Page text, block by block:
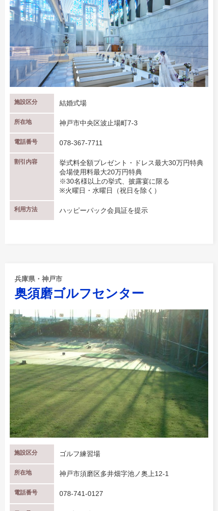
施設区分 結婚式場
所在地 神戸市中央区波止場町7-3
電話番号 078-367-7711
割引内容
挙式料全額プレゼント・ドレス最大30万円特典
会場使用料最大20万円特典
※30名様以上の挙式、披露宴に限る
※火曜日・水曜日（祝日を除く）
利用方法 ハッピーパック会員証を提示
兵庫県・神戸市
奥須磨ゴルフセンター
施設区分 ゴルフ練習場
所在地 神戸市須磨区多井畑字池ノ奥上12-1
電話番号 078-741-0127